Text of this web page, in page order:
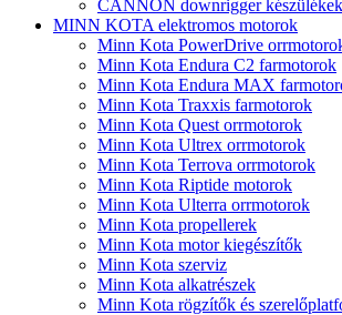
CANNON downrigger készülékek
MINN KOTA elektromos motorok
Minn Kota PowerDrive
Minn Kota Endura C2 farmotorok
Minn Kota Endura MAX
Minn Kota Traxxis farmotorok
Minn Kota Quest orrmotorok
Minn Kota Ultrex orrmotorok
Minn Kota Terrova orrmotorok
Minn Kota Riptide motorok
Minn Kota Ulterra orrmotorok
Minn Kota propellerek
Minn Kota motor kiegészítők
Minn Kota szerviz
Minn Kota alkatrészek
Minn Kota rögzítők és